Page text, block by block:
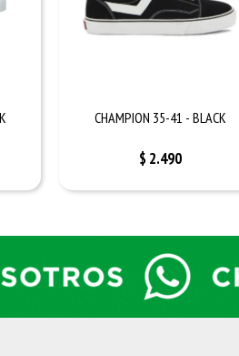
CHAMPION 35-41 - BLACK
$ 2.490